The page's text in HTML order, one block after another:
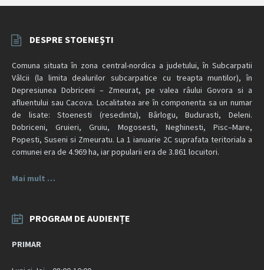
DESPRE STOENEȘTI
Comuna situata în zona central-nordica a judetului, în Subcarpatii
Vâlcii (la limita dealurilor subcarpatice cu treapta muntilor), în
Depresiunea Dobriceni – Zmeurat, pe valea râului Govora si a
afluentului sau Cacova. Localitatea are în componenta sa un numar
de lisate: Stoenesti (resedinta), Bârlogu, Budurasti, Deleni.
Dobriceni, Gruieri, Gruiu, Mogosesti, Neghinesti, Pisc–Mare,
Popesti, Suseni si Zmeuratu. La 1 ianuarie 2C suprafata teritoriala a
comunei era de 4.969 ha, iar popularii era de 3.861 locuitori.
Mai mult …
PROGRAM DE AUDIENȚE
PRIMAR